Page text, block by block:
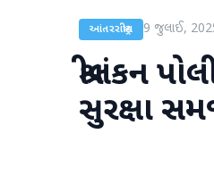
આંતરરાષ્ટ્રીય 9 જુલાઈ,
શ્રીલંકન
સુરક્ષા